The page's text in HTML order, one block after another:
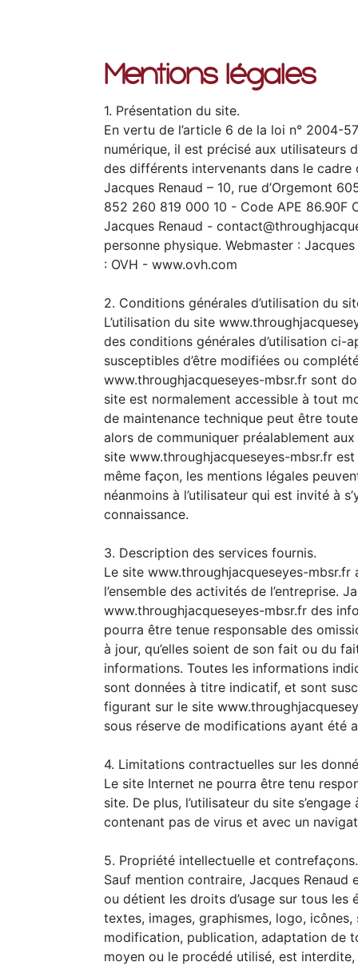
Mentions légales
1. Présentation du site.
En vertu de l’article 6 de la loi n° 2004-
numérique, il est précisé aux utilisateurs
des différents intervenants dans le
Jacques Renaud – 10, rue d’Orgemont
852 260 819 000 10 - Code APE 86.90F
Jacques Renaud -
personne physique. Webmaster :
: OVH - www.ovh.com
2. Conditions générales d’utilisation du
L’utilisation du site
des conditions générales d’utilisation ci-
susceptibles d’être modifiées ou
www.throughjacqueseyes-mbsr.fr sont
site est normalement accessible à tout
de maintenance technique peut être
alors de communiquer préalablement
site www.throughjacqueseyes-mbsr.fr
même façon, les mentions légales
néanmoins à l’utilisateur qui est invité à
connaissance.
3. Description des services fournis.
Le site www.throughjacqueseyes-
l’ensemble des activités de l’entreprise.
www.throughjacqueseyes-mbsr.fr des
pourra être tenue responsable des
à jour, qu’elles soient de son fait ou du
informations. Toutes les informations
sont données à titre indicatif, et sont
figurant sur le site
sous réserve de modifications ayant été
4. Limitations contractuelles sur les
Le site Internet ne pourra être tenu
site. De plus, l’utilisateur du site
contenant pas de virus et avec un
5. Propriété intellectuelle et contrefaçons.
Sauf mention contraire, Jacques
ou détient les droits d’usage sur tous les
textes, images, graphismes, logo,
modification, publication, adaptation de
moyen ou le procédé utilisé, est